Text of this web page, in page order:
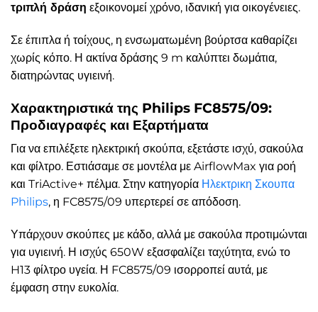
τριπλή δράση εξοικονομεί χρόνο, ιδανική για οικογένειες.
Σε έπιπλα ή τοίχους, η ενσωματωμένη βούρτσα καθαρίζει
χωρίς κόπο. Η ακτίνα δράσης 9 m καλύπτει δωμάτια,
διατηρώντας υγιεινή.
Χαρακτηριστικά της Philips FC8575/09:
Προδιαγραφές και Εξαρτήματα
Για να επιλέξετε ηλεκτρική σκούπα, εξετάστε ισχύ, σακούλα
και φίλτρο. Εστιάσαμε σε μοντέλα με AirflowMax για ροή
και TriActive+ πέλμα. Στην κατηγορία Ηλεκτρικη Σκουπα
Philips, η FC8575/09 υπερτερεί σε απόδοση.
Υπάρχουν σκούπες με κάδο, αλλά με σακούλα προτιμώνται
για υγιεινή. Η ισχύς 650W εξασφαλίζει ταχύτητα, ενώ το
H13 φίλτρο υγεία. Η FC8575/09 ισορροπεί αυτά, με
έμφαση στην ευκολία.